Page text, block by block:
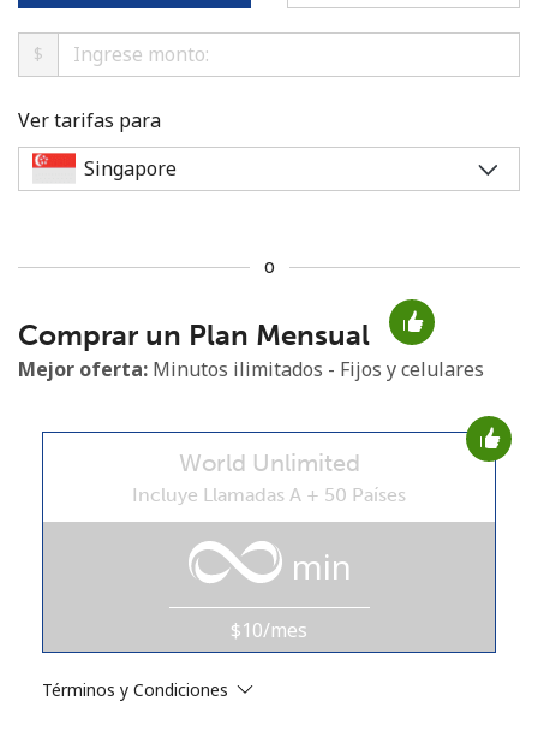
No se ha creado una contraseña
Mínimo 8 caracteres
Una letra mayúscula y una minúscula
Un número
estosTérminos y condiciones.
$
Ver tarifas para
o
Comprar un Plan Mensual
Mejor oferta: Minutos ilimitados - Fijos y celulares
World Unlimited
Incluye Llamadas A + 50 Países
min
$10/mes
Términos y Condiciones